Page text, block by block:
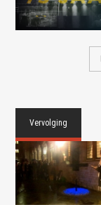
Vervolging